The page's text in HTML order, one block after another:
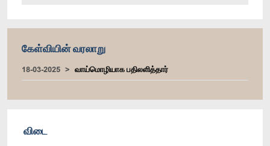
கேள்வியின் வரலாறு
18-03-2025 வாய்மொழியாக பதிலளித்தார்
விடை